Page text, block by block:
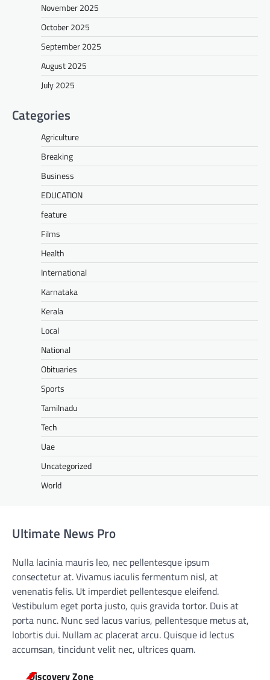
November 2025
October 2025
September 2025
August 2025
July 2025
Categories
Agriculture
Breaking
Business
EDUCATION
feature
Films
Health
International
Karnataka
Kerala
Local
National
Obituaries
Sports
Tamilnadu
Tech
Uae
Uncategorized
World
Ultimate News Pro
Nulla lacinia mauris leo, nec pellentesque ipsum
consectetur at. Vivamus iaculis fermentum nisl, at
venenatis felis. Ut imperdiet pellentesque eleifend.
Vestibulum eget porta justo, quis gravida tortor. Duis at
porta nunc. Nunc sed lacus varius, pellentesque metus at,
lobortis dui. Nullam ac placerat arcu. Quisque id lectus
accumsan, tincidunt velit nec, ultrices quam.
Discovery Zone